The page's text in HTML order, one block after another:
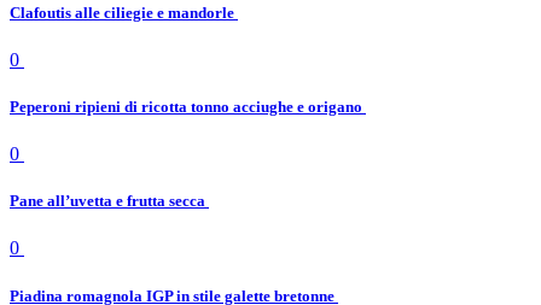
Clafoutis alle ciliegie e mandorle
0
Peperoni ripieni di ricotta tonno acciughe e origano
0
Pane all’uvetta e frutta secca
0
Piadina romagnola IGP in stile galette bretonne